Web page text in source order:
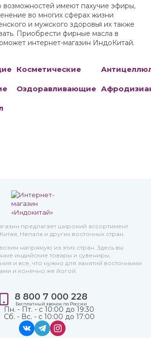
имеют пахучие эфиры,
во многих сферах жизни
и мужского здоровья их также
Приобрести фирные масла в
интернет-магазин ИндоКитай.
Косметические
Оздоравливающие
предлагает широкий ассортимент
Непала и других восточных стран.
напрямую из этих стран. Здесь вы
индийские товары и сувениры,
и все, что нужно для занятий восточными
и конечно же йогой.
8 800 7 000 228
Бесплатный звонок по России
Пн. - Пт. - с 10:00 до 19:30
Сб. - Вс. - с 10:00 до 17:00